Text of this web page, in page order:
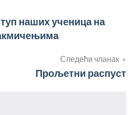
наших ученица на
Следећи чланак
Прољетни распуст